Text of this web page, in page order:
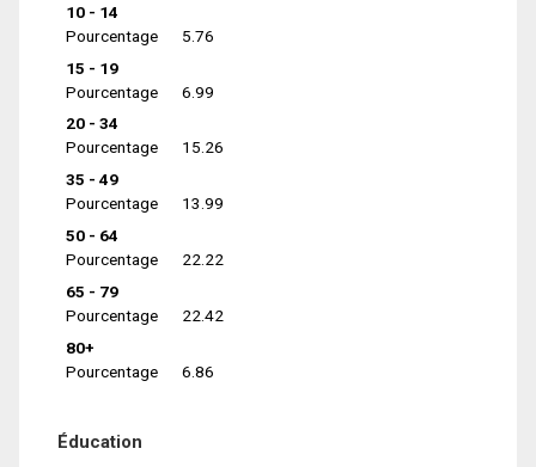
10 - 14
Pourcentage
5.76
15 - 19
Pourcentage
6.99
20 - 34
Pourcentage
15.26
35 - 49
Pourcentage
13.99
50 - 64
Pourcentage
22.22
65 - 79
Pourcentage
22.42
80+
Pourcentage
6.86
Éducation